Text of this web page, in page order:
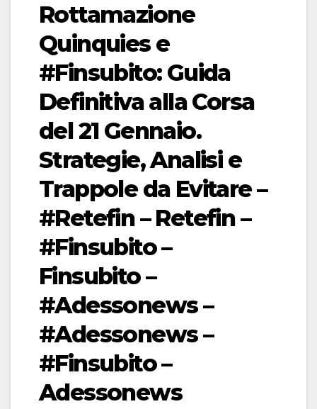
Rottamazione
Quinquies e
#Finsubito: Guida
Definitiva alla Corsa
del 21 Gennaio.
Strategie, Analisi e
Trappole da Evitare –
#Retefin – Retefin –
#Finsubito –
Finsubito –
#Adessonews –
#Adessonews –
#Finsubito –
Adessonews